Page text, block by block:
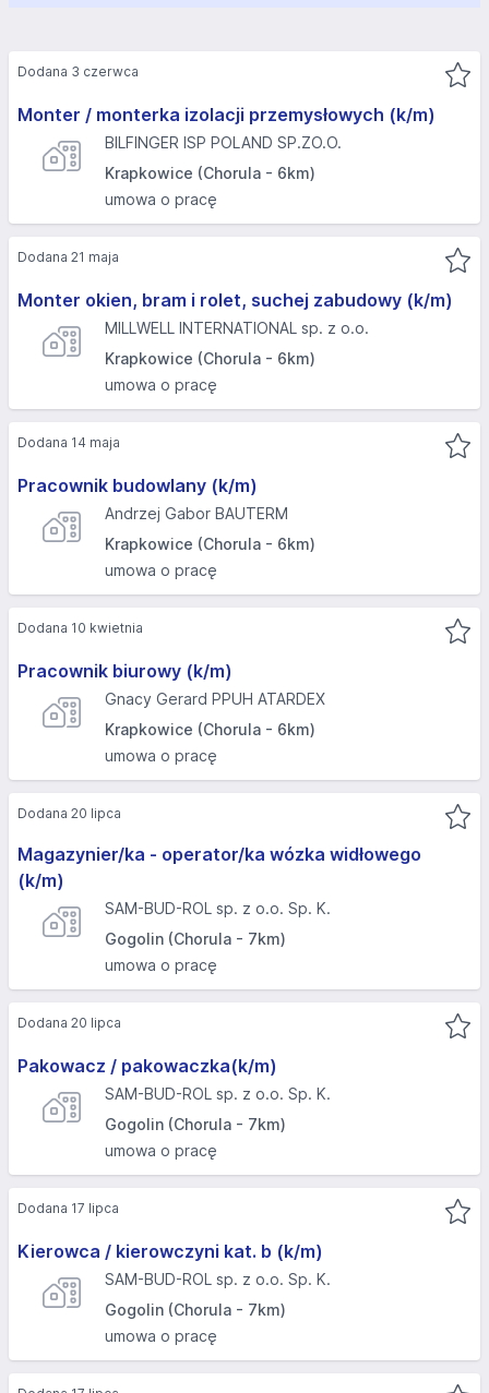
Monter / monterka izolacji przemysłowych (k/m)
BILFINGER ISP POLAND SP.ZO.O.
Krapkowice (Chorula - 6km)
umowa o pracę
Dodana 3 czerwca
Monter okien, bram i rolet, suchej zabudowy (k/m)
MILLWELL INTERNATIONAL sp. z o.o.
Krapkowice (Chorula - 6km)
umowa o pracę
Dodana 21 maja
Pracownik budowlany (k/m)
Andrzej Gabor BAUTERM
Krapkowice (Chorula - 6km)
umowa o pracę
Dodana 14 maja
Pracownik biurowy (k/m)
Gnacy Gerard PPUH ATARDEX
Krapkowice (Chorula - 6km)
umowa o pracę
Dodana 10 kwietnia
Magazynier/ka - operator/ka wózka widłowego
(k/m)
SAM-BUD-ROL sp. z o.o. Sp. K.
Gogolin (Chorula - 7km)
umowa o pracę
Dodana 20 lipca
Pakowacz / pakowaczka(k/m)
SAM-BUD-ROL sp. z o.o. Sp. K.
Gogolin (Chorula - 7km)
umowa o pracę
Dodana 20 lipca
Kierowca / kierowczyni kat. b (k/m)
SAM-BUD-ROL sp. z o.o. Sp. K.
Gogolin (Chorula - 7km)
umowa o pracę
Dodana 17 lipca